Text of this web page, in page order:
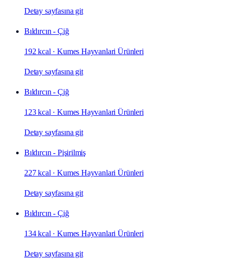
Detay sayfasına git
Bıldırcın - Çiğ
192 kcal ·Kumes Hayvanlari Ürünleri
Detay sayfasına git
Bıldırcın - Çiğ
123 kcal ·Kumes Hayvanlari Ürünleri
Detay sayfasına git
Bıldırcın - Pişirilmiş
227 kcal ·Kumes Hayvanlari Ürünleri
Detay sayfasına git
Bıldırcın - Çiğ
134 kcal ·Kumes Hayvanlari Ürünleri
Detay sayfasına git